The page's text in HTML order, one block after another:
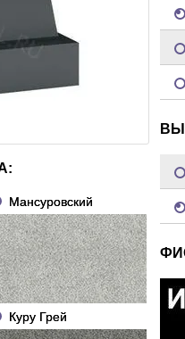
Мансуровский
Куру Грей